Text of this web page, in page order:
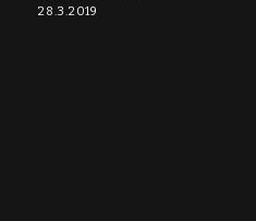
28.3.2019